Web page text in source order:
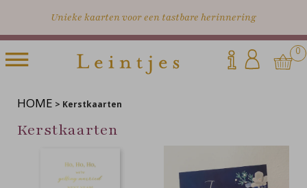
Unieke kaarten voor een tastbare herinnering
0
HOME > Kerstkaarten
Kerstkaarten